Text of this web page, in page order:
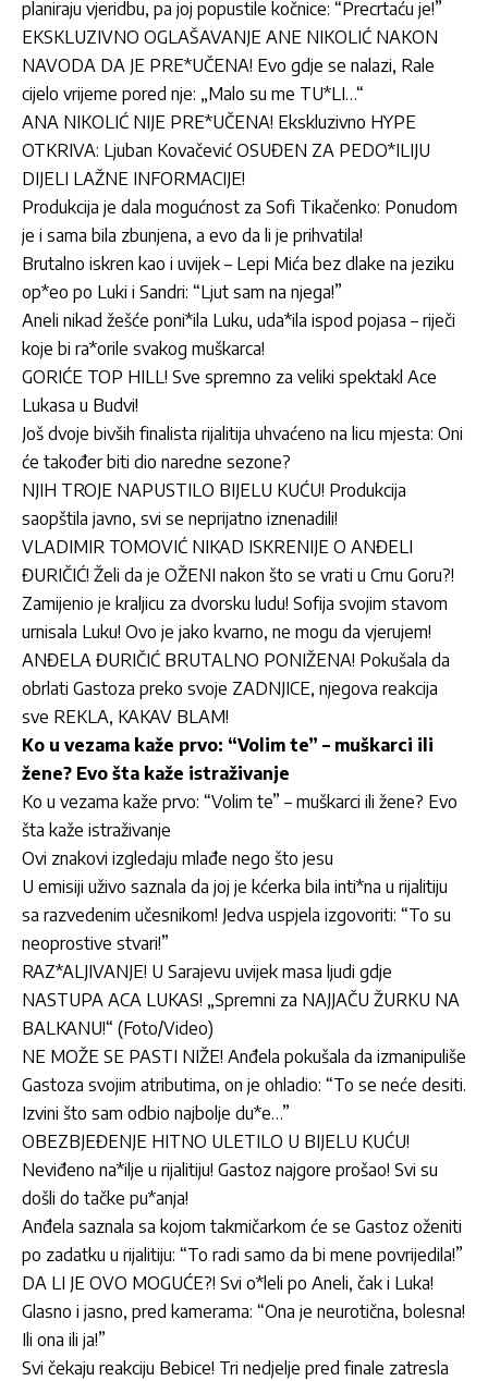
planiraju vjeridbu, pa joj popustile kočnice: “Precrtaću je!”
EKSKLUZIVNO OGLAŠAVANJE ANE NIKOLIĆ NAKON
NAVODA DA JE PRE*UČENA! Evo gdje se nalazi, Rale
cijelo vrijeme pored nje: „Malo su me TU*LI…“
ANA NIKOLIĆ NIJE PRE*UČENA! Ekskluzivno HYPE
OTKRIVA: Ljuban Kovačević OSUĐEN ZA PEDO*ILIJU
DIJELI LAŽNE INFORMACIJE!
Produkcija je dala mogućnost za Sofi Tikačenko: Ponudom
je i sama bila zbunjena, a evo da li je prihvatila!
Brutalno iskren kao i uvijek – Lepi Mića bez dlake na jeziku
op*eo po Luki i Sandri: “Ljut sam na njega!”
Aneli nikad žešće poni*ila Luku, uda*ila ispod pojasa – riječi
koje bi ra*orile svakog muškarca!
GORIĆE TOP HILL! Sve spremno za veliki spektakl Ace
Lukasa u Budvi!
Još dvoje bivših finalista rijalitija uhvaćeno na licu mjesta: Oni
će također biti dio naredne sezone?
NJIH TROJE NAPUSTILO BIJELU KUĆU! Produkcija
saopštila javno, svi se neprijatno iznenadili!
VLADIMIR TOMOVIĆ NIKAD ISKRENIJE O ANĐELI
ĐURIČIĆ! Želi da je OŽENI nakon što se vrati u Crnu Goru?!
Zamijenio je kraljicu za dvorsku ludu! Sofija svojim stavom
urnisala Luku! Ovo je jako kvarno, ne mogu da vjerujem!
ANĐELA ĐURIČIĆ BRUTALNO PONIŽENA! Pokušala da
obrlati Gastoza preko svoje ZADNJICE, njegova reakcija
sve REKLA, KAKAV BLAM!
Ko u vezama kaže prvo: “Volim te” – muškarci ili
žene? Evo šta kaže istraživanje
Ko u vezama kaže prvo: “Volim te” – muškarci ili žene? Evo
šta kaže istraživanje
Ovi znakovi izgledaju mlađe nego što jesu
U emisiji uživo saznala da joj je kćerka bila inti*na u rijalitiju
sa razvedenim učesnikom! Jedva uspjela izgovoriti: “To su
neoprostive stvari!”
RAZ*ALJIVANJE! U Sarajevu uvijek masa ljudi gdje
NASTUPA ACA LUKAS! „Spremni za NAJJAČU ŽURKU NA
BALKANU!“ (Foto/Video)
NE MOŽE SE PASTI NIŽE! Anđela pokušala da izmanipuliše
Gastoza svojim atributima, on je ohladio: “To se neće desiti.
Izvini što sam odbio najbolje du*e…”
OBEZBJEĐENJE HITNO ULETILO U BIJELU KUĆU!
Neviđeno na*ilje u rijalitiju! Gastoz najgore prošao! Svi su
došli do tačke pu*anja!
Anđela saznala sa kojom takmičarkom će se Gastoz oženiti
po zadatku u rijalitiju: “To radi samo da bi mene povrijedila!”
DA LI JE OVO MOGUĆE?! Svi o*leli po Aneli, čak i Luka!
Glasno i jasno, pred kamerama: “Ona je neurotična, bolesna!
Ili ona ili ja!”
Svi čekaju reakciju Bebice! Tri nedjelje pred finale zatresla